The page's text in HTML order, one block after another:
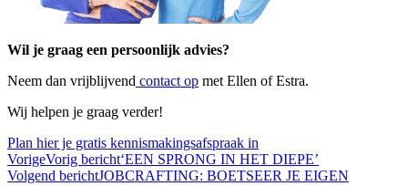
Wil je graag een persoonlijk advies?
Neem dan vrijblijvend contact op met Ellen of Estra.
Wij helpen je graag verder!
Plan hier je gratis kennismakingsafspraak in
VorigeVorig bericht‘EEN SPRONG IN HET DIEPE’
Volgend berichtJOBCRAFTING: BOETSEER JE EIGEN